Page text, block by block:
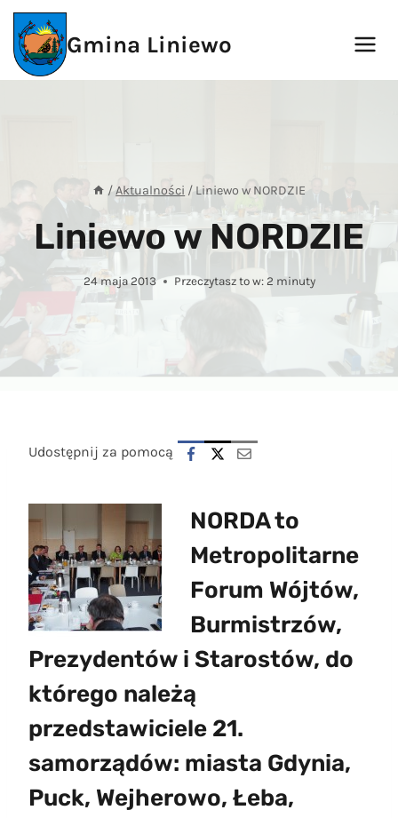
Przejdź
treści
Gmina Liniewo
/Aktualności / Liniewo w NORDZIE
Liniewo w NORDZIE
24 maja 2013 Przeczytasz to w:2 minuty
Udostępnij za pomocą
NORDA to
Metropolitarne
Forum Wójtów,
Burmistrzów,
Prezydentów i Starostów, do
którego należą
przedstawiciele 21.
samorządów: miasta Gdynia,
Puck, Wejherowo, Łeba,